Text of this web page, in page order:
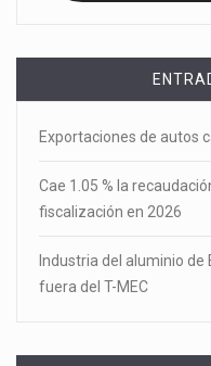
Exportaciones de autos
Cae 1.05 % la
fiscalización en 2026
Industria del aluminio de
fuera del T-MEC